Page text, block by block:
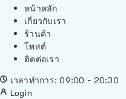
หน้าหลัก
เกี่ยวกับเรา
ร้านค้า
โพสต์
ติดต่อเรา
เวลาทำการ: 09:00 - 20:30
Login